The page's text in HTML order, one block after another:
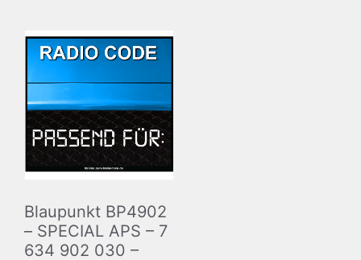
Blaupunkt BP4902
– SPECIAL APS – 7
634 902 030 –